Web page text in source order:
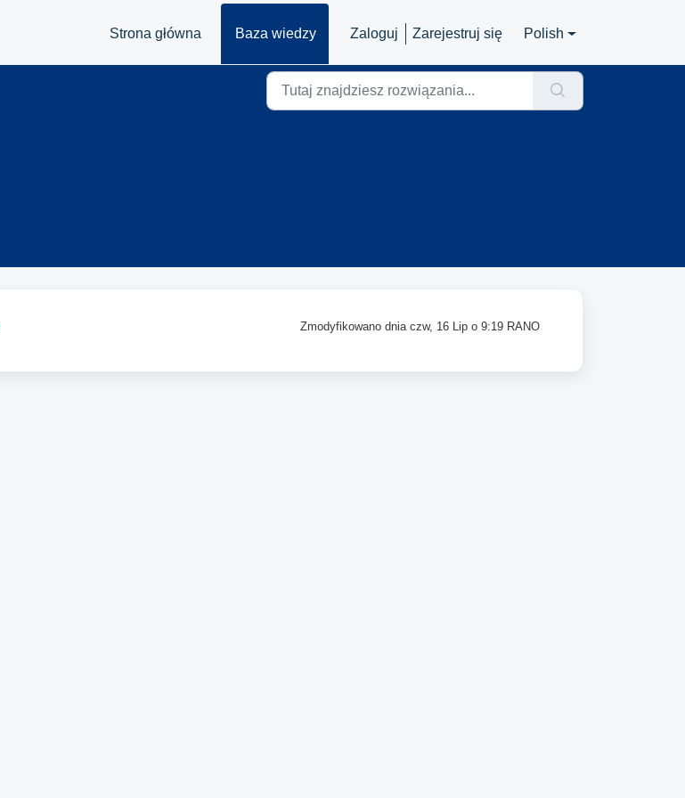
Strona główna Baza wiedzy Zaloguj Zarejestruj się Polish
Zmodyfikowano dnia czw, 16 Lip o 9:19 RANO